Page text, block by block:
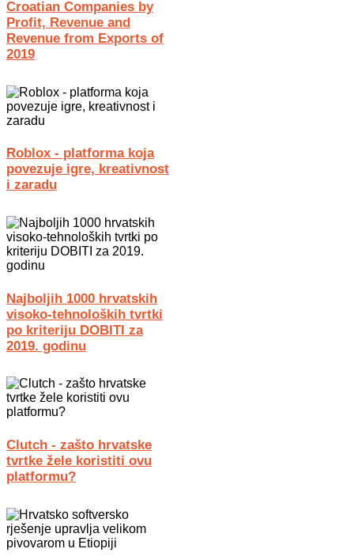
Croatian Companies by
Profit, Revenue and
Revenue from Exports of
2019
Roblox - platforma koja
povezuje igre, kreativnost
i zaradu
Najboljih 1000 hrvatskih
visoko-tehnoloških tvrtki
po kriteriju DOBITI za
2019. godinu
Clutch - zašto hrvatske
tvrtke žele koristiti ovu
platformu?